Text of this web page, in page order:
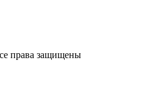
права защищены